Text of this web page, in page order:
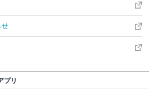
せ
プリ